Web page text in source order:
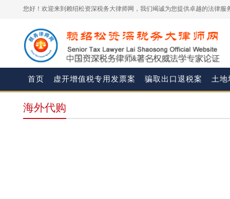
您好！欢迎来到赖绍松资深税务大律师网，我们竭诚为您提供卓越的法律服
首页 虚开增值税专用发票案 骗取出口退税案 土地
海外代购